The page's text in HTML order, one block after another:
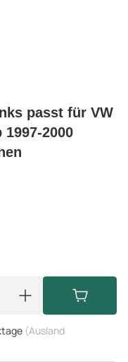
passt für VW
2000
(Ausland